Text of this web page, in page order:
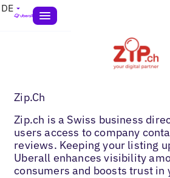
DE
Zip.Ch
Zip.ch is a Swiss business
users access to company
reviews. Keeping your listing
Uberall enhances visibility
consumers and boosts trust in